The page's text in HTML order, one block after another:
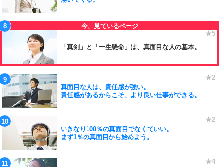
「真剣」と「一生懸命」は、真面目な人の基本。
真面目な人は、責任感が強い。
責任感があるからこそ、より良い仕事ができる。
いきなり100％の真面目でなくていい。
まず1％の真面目から始めよう。